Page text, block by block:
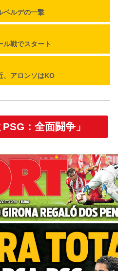
ベルデの一撃
ル戦でスタート
、アロンソはKO
：全面闘争」